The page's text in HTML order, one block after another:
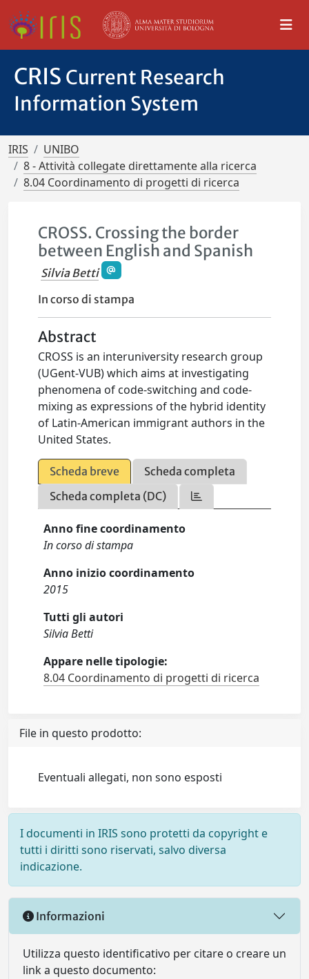
CRIS Current Research
Information System
IRIS
UNIBO
8 - Attività collegate direttamente alla ricerca
8.04 Coordinamento di progetti di ricerca
CROSS. Crossing the border
between English and Spanish
Silvia Betti
In corso di stampa
Abstract
CROSS is an interuniversity research group
(UGent-VUB) which aims at investigating
phenomena of code-switching and code-
mixing as expressions of the hybrid identity
of Latin-American immigrant authors in the
United States.
Scheda breve
Scheda completa
Scheda completa (DC)
Anno fine coordinamento
In corso di stampa
Anno inizio coordinamento
2015
Tutti gli autori
Silvia Betti
Appare nelle tipologie:
8.04 Coordinamento di progetti di ricerca
File in questo prodotto:
Eventuali allegati, non sono esposti
I documenti in IRIS sono protetti da copyright e
tutti i diritti sono riservati, salvo diversa
indicazione.
Informazioni
Utilizza questo identificativo per citare o creare un
link a questo documento: